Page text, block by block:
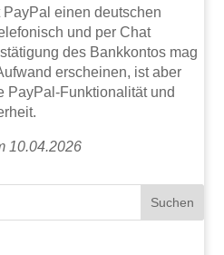
einen deutschen
und per Chat
des Bankkontos mag
erscheinen, ist aber
PayPal-Funktionalität und
10.04.2026